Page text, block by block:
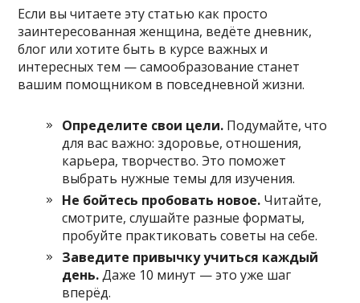
Если вы читаете эту статью как просто
заинтересованная женщина, ведёте дневник,
блог или хотите быть в курсе важных и
интересных тем — самообразование станет
вашим помощником в повседневной жизни.
Определите свои цели. Подумайте, что
для вас важно: здоровье, отношения,
карьера, творчество. Это поможет
выбрать нужные темы для изучения.
Не бойтесь пробовать новое. Читайте,
смотрите, слушайте разные форматы,
пробуйте практиковать советы на себе.
Заведите привычку учиться каждый
день.Даже 10 минут — это уже шаг
вперёд.